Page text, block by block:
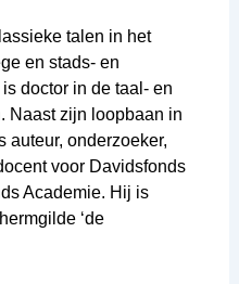
talen in het
en stads- en
doctor in de taal- en
Naast zijn loopbaan in
auteur, onderzoeker,
voor Davidsfonds
Academie. Hij is
‘de